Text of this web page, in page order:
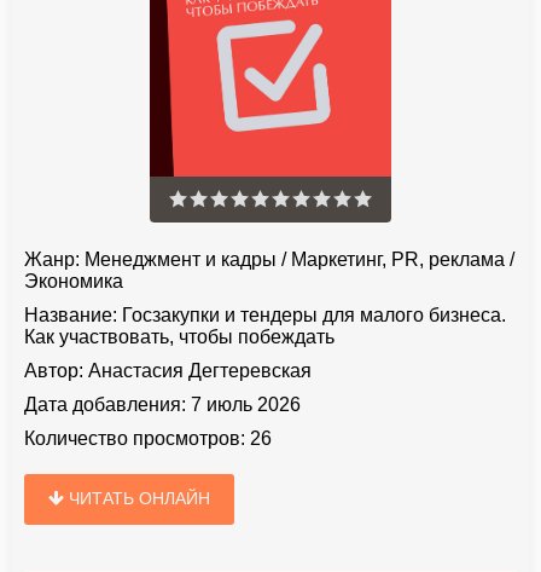
Жанр: Менеджмент и кадры / Маркетинг, PR, реклама /
Экономика
Название: Госзакупки и тендеры для малого бизнеса.
Как участвовать, чтобы побеждать
Автор: Анастасия Дегтеревская
Дата добавления: 7 июль 2026
Количество просмотров: 26
ЧИТАТЬ ОНЛАЙН